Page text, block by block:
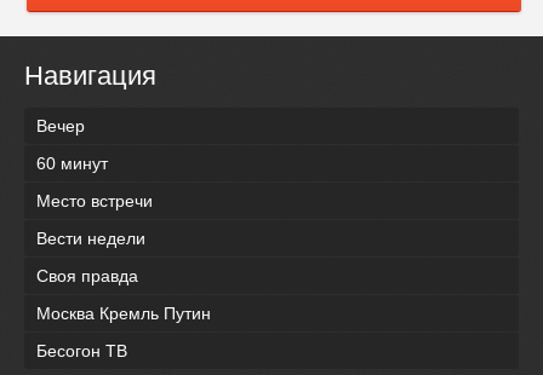
Навигация
Вечер
60 минут
Место встречи
Вести недели
Своя правда
Москва Кремль Путин
Бесогон ТВ